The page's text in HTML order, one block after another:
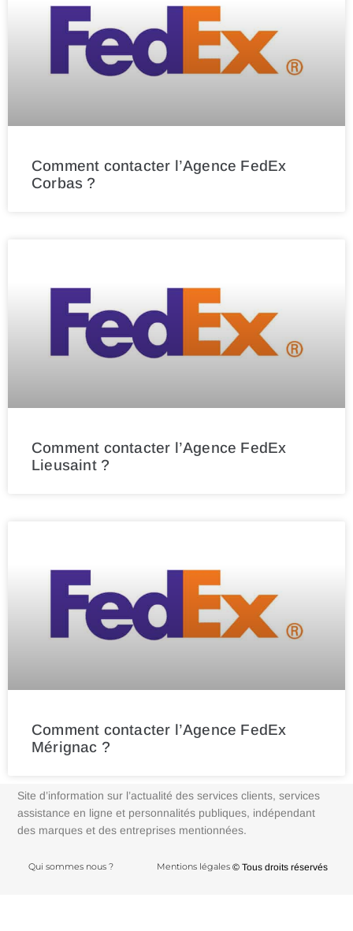
Comment contacter l’Agence FedEx
Corbas ?
Comment contacter l’Agence FedEx
Lieusaint ?
Comment contacter l’Agence FedEx
Mérignac ?
Site d’information sur l’actualité des services clients, services
assistance en ligne et personnalités publiques, indépendant
des marques et des entreprises mentionnées.
Qui sommes nous ? Mentions légales © Tous droits réservés